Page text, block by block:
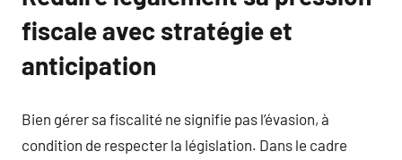
fiscale avec stratégie et
anticipation
Bien gérer sa fiscalité ne signifie pas l’évasion, à
condition de respecter la législation. Dans le cadre